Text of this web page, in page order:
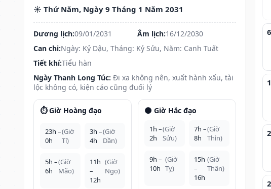
☀️ Thứ Năm, Ngày 9 Tháng 1 Năm 2031
Dương lịch:09/01/2031 Âm lịch:16/12/2030
Can chi:Ngày: Kỷ Dậu, Tháng: Kỷ Sửu, Năm: Canh Tuất
Tiết khí:Tiểu hàn
Ngày Thanh Long Túc: Đi xa không nên, xuất hành xấu, tài
lộc không có, kiện cáo cũng đuối lý
⏱️ Giờ Hoàng đạo
23h –
0h
(Giờ
Tí)
3h –
4h
(Giờ
Dần)
5h –
6h
(Giờ
Mão)
11h
–
12h
(Giờ
Ngọ)
🌑 Giờ Hắc đạo
1h –
2h
(Giờ
Sửu)
7h –
8h
(Giờ
Thìn)
9h –
10h
(Giờ
Tỵ)
15h
–
16h
(Giờ
Thân)
6